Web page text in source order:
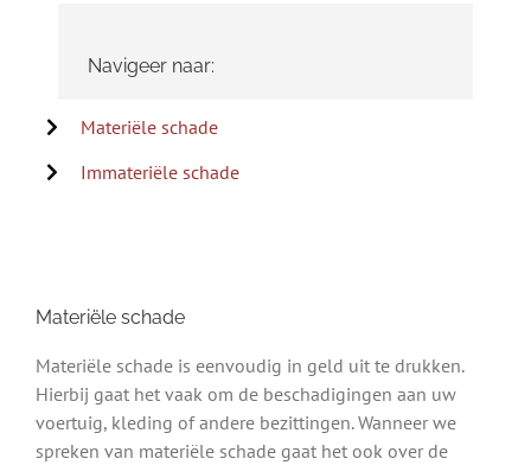
Navigeer naar:
Materiële schade
Immateriële schade
Materiële schade
Materiële schade is eenvoudig in geld uit te drukken.
Hierbij gaat het vaak om de beschadigingen aan uw
voertuig, kleding of andere bezittingen. Wanneer we
spreken van materiële schade gaat het ook over de